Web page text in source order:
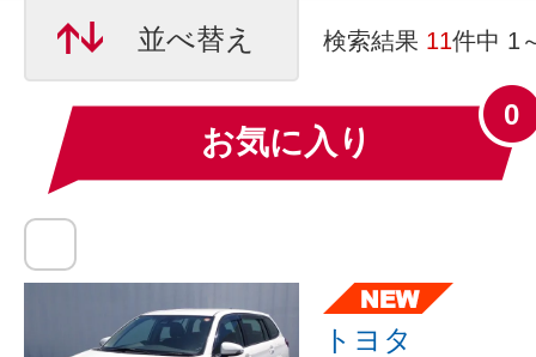
並べ替え 検索結果 11件中 1
お気に入り
0
トヨタ